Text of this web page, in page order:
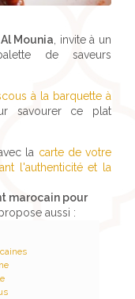
Al Mounia , invite à un
de saveurs
à la barquette à
savourer ce plat
la carte de votre
l'authenticité et la
marocain pour
aussi :